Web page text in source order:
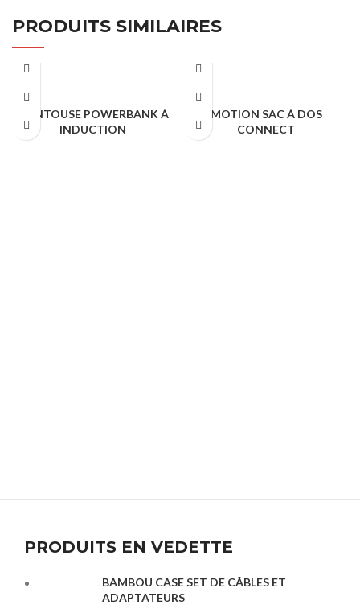
PRODUITS SIMILAIRES
VENTOUSE POWERBANK À
INDUCTION
MOTION SAC À DOS
CONNECT
PRODUITS EN VEDETTE
BAMBOU CASE SET DE CÂBLES ET
ADAPTATEURS